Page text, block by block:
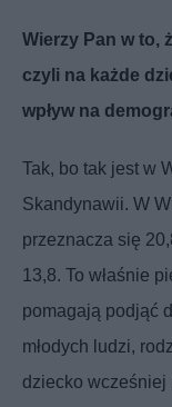
Wierzy Pan w to,
czyli na każde
wpływ na
Tak, bo tak jest w
Skandynawii. W
przeznacza się
13,8. To właśnie
pomagają podjąć
młodych ludzi,
dziecko wcześniej